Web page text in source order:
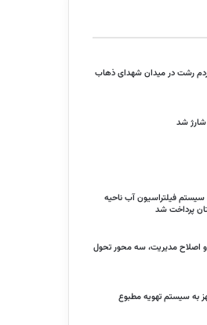
رشت در میدان شهدای ذهاب
فیلتراسیون آب ناحیه
پرداخت شد
و اصلاح مدیریت، سه محور تحول
به سیستم تهویه مطبوع